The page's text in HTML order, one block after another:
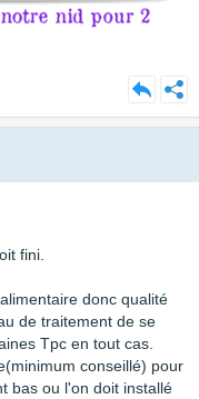
fini.
donc qualité
de traitement de se
Tpc en tout cas.
conseillé) pour
bas ou l'on doit installé